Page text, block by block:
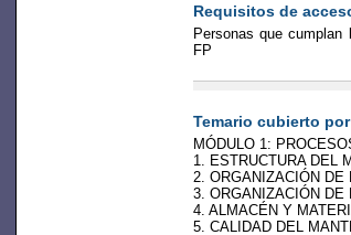
Requisitos de
Personas que
FP
Temario cubierto
MÓDULO 1:
1. ESTRUCTURA DEL
2. ORGANIZACIÓN
3. ORGANIZACIÓN DE
4. ALMACÉN Y
5. CALIDAD DEL